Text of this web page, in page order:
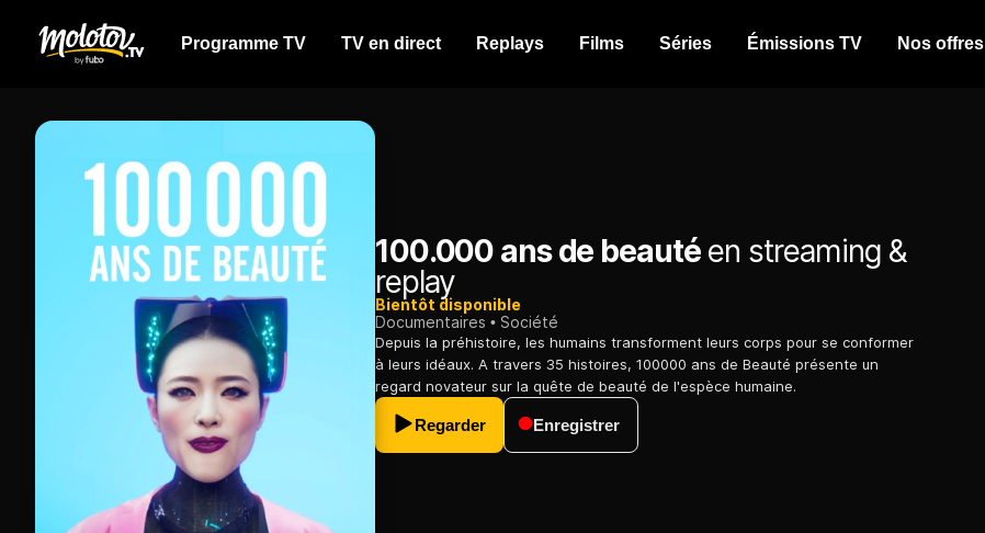
Programme TV TV en direct Replays Films Séries Émissions TV Nos offres
100.000 ans de beautéen streaming &
replay
Bientôt disponible
Documentaires
Société
Depuis la préhistoire, les humains transforment leurs corps pour se conformer
à leurs idéaux. A travers 35 histoires, 100000 ans de Beauté présente un
regard novateur sur la quête de beauté de l'espèce humaine.
Regarder Enregistrer